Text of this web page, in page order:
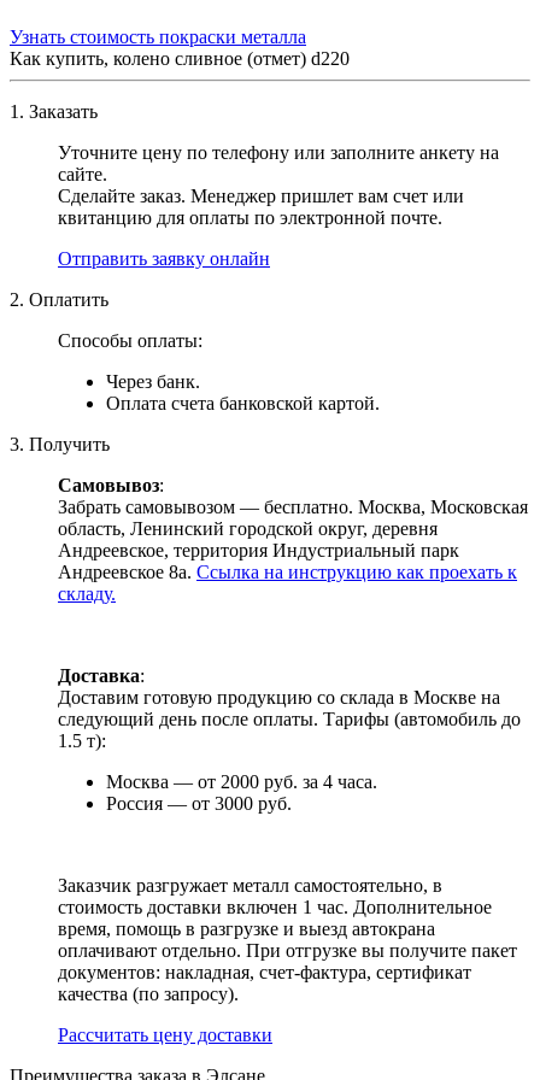
Узнать стоимость покраски металла
Как купить, колено сливное (отмет) d220
1. Заказать
Уточните цену по телефону или заполните анкету на
сайте.
Сделайте заказ. Менеджер пришлет вам счет или
квитанцию для оплаты по электронной почте.
Отправить заявку онлайн
2. Оплатить
Способы оплаты:
Через банк.
Оплата счета банковской картой.
3. Получить
Самовывоз:
Забрать самовывозом — бесплатно. Москва, Московская
область, Ленинский городской округ, деревня
Андреевское, территория Индустриальный парк
Андреевское 8а. Ссылка на инструкцию как проехать к
складу.
Доставка:
Доставим готовую продукцию со склада в Москве на
следующий день после оплаты. Тарифы (автомобиль до
1.5 т):
Москва — от 2000 руб. за 4 часа.
Россия — от 3000 руб.
Заказчик разгружает металл самостоятельно, в
стоимость доставки включен 1 час. Дополнительное
время, помощь в разгрузке и выезд автокрана
оплачивают отдельно. При отгрузке вы получите пакет
документов: накладная, счет-фактура, сертификат
качества (по запросу).
Раcсчитать цену доставки